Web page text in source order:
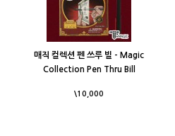
매직 컬렉션 펜 쓰루 빌 - Magic
Collection Pen Thru Bill
\10,000